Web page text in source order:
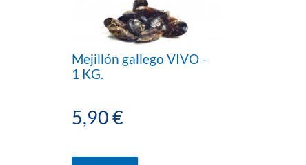
Mejillón gallego VIVO -
1 KG.
5,90 €